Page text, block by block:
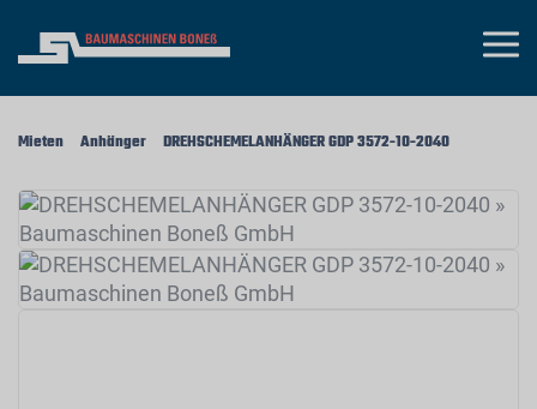
Mieten Anhänger DREHSCHEMELANHÄNGER GDP 3572-10-2040